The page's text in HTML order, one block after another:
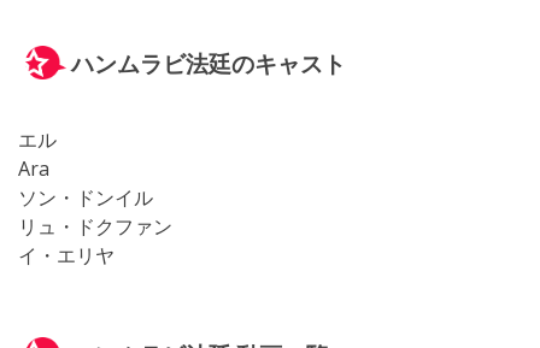
ハンムラビ法廷のキャスト
エル
Ara
ソン・ドンイル
リュ・ドクファン
イ・エリヤ